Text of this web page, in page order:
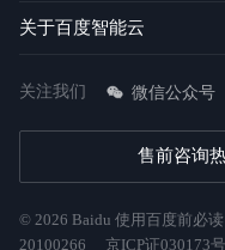
关于百度智能云
关注我们 微信公众号
售前咨询
© 2026 Baidu 使用百度前必读
20100266
京ICP证030173号